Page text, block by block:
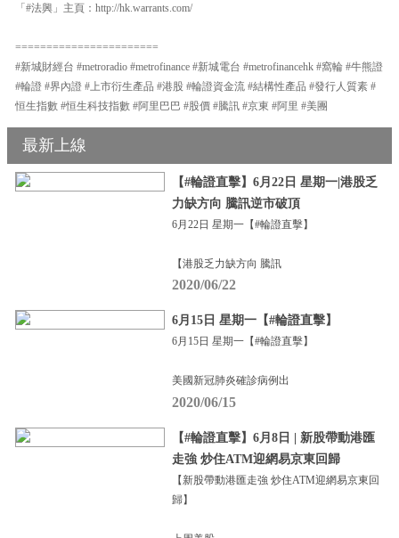
「#法興」主頁：http://hk.warrants.com/
=======================
#新城財經台 #metroradio #metrofinance #新城電台 #metrofinancehk #窩輪 #牛熊證
#輪證 #界內證 #上市衍生產品 #港股 #輪證資金流 #結構性產品 #發行人質素 #
恒生指數 #恒生科技指數 #阿里巴巴 #股價 #騰訊 #京東 #阿里 #美團
最新上線
【#輪證直擊】6月22日 星期一|港股乏
力缺方向 騰訊逆市破頂
6月22日 星期一【#輪證直擊】
【港股乏力缺方向 騰訊
2020/06/22
6月15日 星期一【#輪證直擊】
6月15日 星期一【#輪證直擊】
美國新冠肺炎確診病例出
2020/06/15
【#輪證直擊】6月8日 | 新股帶動港匯
走強 炒住ATM迎網易京東回歸
【新股帶動港匯走強 炒住ATM迎網易京東回
歸】